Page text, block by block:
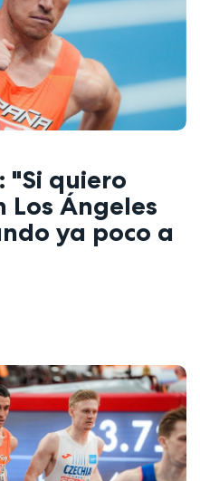
"Si quiero
Los Ángeles
ya poco a